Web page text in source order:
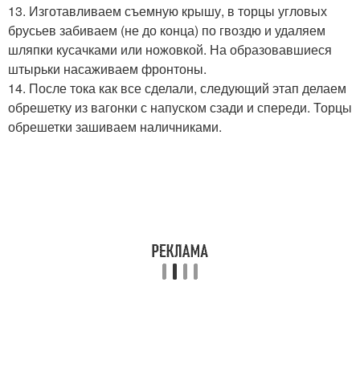
13. Изготавливаем съемную крышу, в торцы угловых
брусьев забиваем (не до конца) по гвоздю и удаляем
шляпки кусачками или ножовкой. На образовавшиеся
штырьки насаживаем фронтоны.
14. После тока как все сделали, следующий этап делаем
обрешетку из вагонки с напуском сзади и спереди. Торцы
обрешетки зашиваем наличниками.